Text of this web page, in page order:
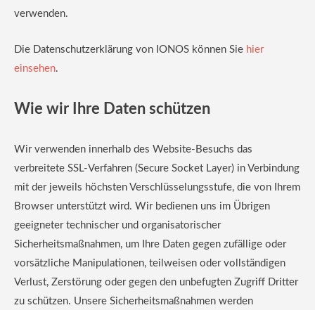
verwenden.
Die Datenschutzerklärung von IONOS können Sie hier
einsehen.
Wie wir Ihre Daten schützen
Wir verwenden innerhalb des Website-Besuchs das
verbreitete SSL-Verfahren (Secure Socket Layer) in Verbindung
mit der jeweils höchsten Verschlüsselungsstufe, die von Ihrem
Browser unterstützt wird. Wir bedienen uns im Übrigen
geeigneter technischer und organisatorischer
Sicherheitsmaßnahmen, um Ihre Daten gegen zufällige oder
vorsätzliche Manipulationen, teilweisen oder vollständigen
Verlust, Zerstörung oder gegen den unbefugten Zugriff Dritter
zu schützen. Unsere Sicherheitsmaßnahmen werden